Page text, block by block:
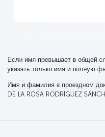
Если имя превышает в общей
указать только имя и полную
Имя и фамилия в проездном
DE LA ROSA RODRÍGUEZ